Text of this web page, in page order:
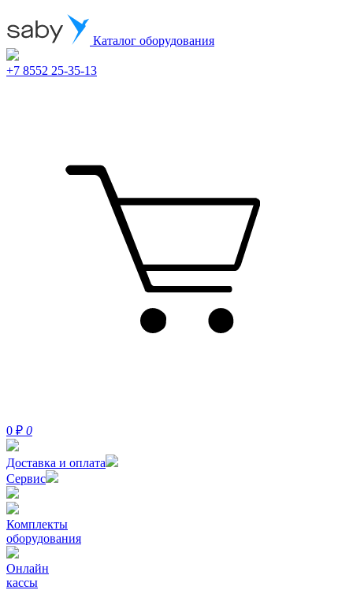
Каталог оборудования
+7 8552 25-35-13
0 ₽ 0
Доставка и оплата
Сервис
Комплекты
оборудования
Онлайн
кассы